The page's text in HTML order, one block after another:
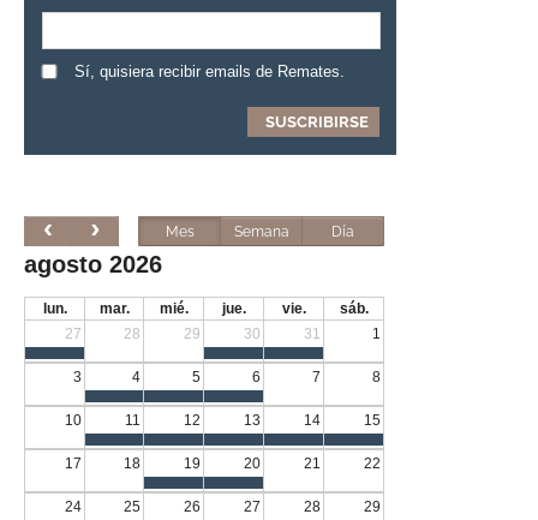
Sí, quisiera recibir emails de Remates.
Mes Semana Día
agosto 2026
lun. mar. mié. jue. vie.
sáb.
27
28 29 30 31 1
3 4 5 6 7 8
10 11 12 13 14 15
17 18 19 20 21 22
24 25 26 27 28 29